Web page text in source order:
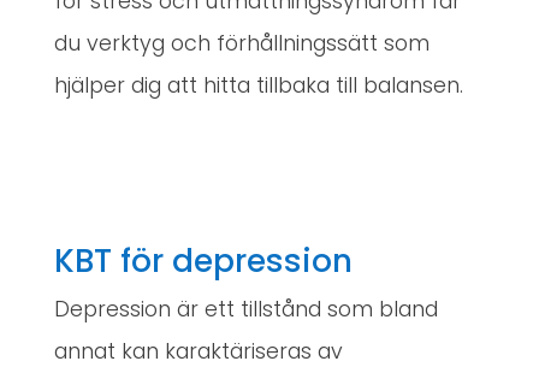
du verktyg och förhållningssätt som
hjälper dig att hitta tillbaka till balansen.
KBT för depression
Depression är ett tillstånd som bland
annat kan karaktäriseras av